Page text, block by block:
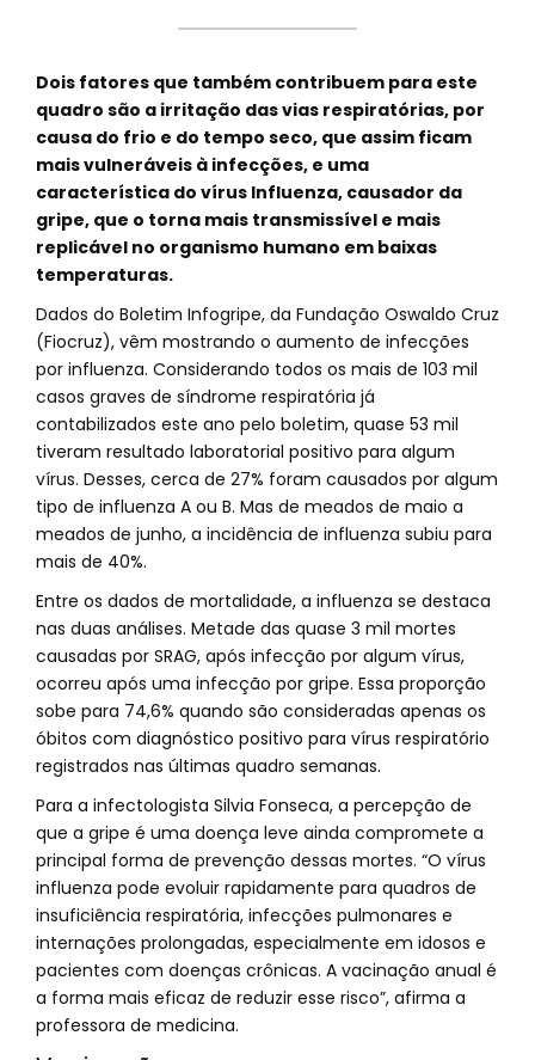
Dois fatores que também contribuem para este
quadro são a irritação das vias respiratórias, por
causa do frio e do tempo seco, que assim ficam
mais vulneráveis à infecções, e uma
característica do vírus Influenza, causador da
gripe, que o torna mais transmissível e mais
replicável no organismo humano em baixas
temperaturas.
Dados do Boletim Infogripe, da Fundação Oswaldo Cruz
(Fiocruz), vêm mostrando o aumento de infecções
por influenza. Considerando todos os mais de 103 mil
casos graves de síndrome respiratória já
contabilizados este ano pelo boletim, quase 53 mil
tiveram resultado laboratorial positivo para algum
vírus. Desses, cerca de 27% foram causados por algum
tipo de influenza A ou B. Mas de meados de maio a
meados de junho, a incidência de influenza subiu para
mais de 40%.
Entre os dados de mortalidade, a influenza se destaca
nas duas análises. Metade das quase 3 mil mortes
causadas por SRAG, após infecção por algum vírus,
ocorreu após uma infecção por gripe. Essa proporção
sobe para 74,6% quando são consideradas apenas os
óbitos com diagnóstico positivo para vírus respiratório
registrados nas últimas quadro semanas.
Para a infectologista Silvia Fonseca, a percepção de
que a gripe é uma doença leve ainda compromete a
principal forma de prevenção dessas mortes. “O vírus
influenza pode evoluir rapidamente para quadros de
insuficiência respiratória, infecções pulmonares e
internações prolongadas, especialmente em idosos e
pacientes com doenças crônicas. A vacinação anual é
a forma mais eficaz de reduzir esse risco”, afirma a
professora de medicina.